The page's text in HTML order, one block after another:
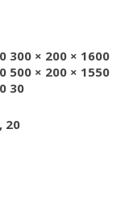
300 × 200 × 1600
500 × 200 × 1550
30
20